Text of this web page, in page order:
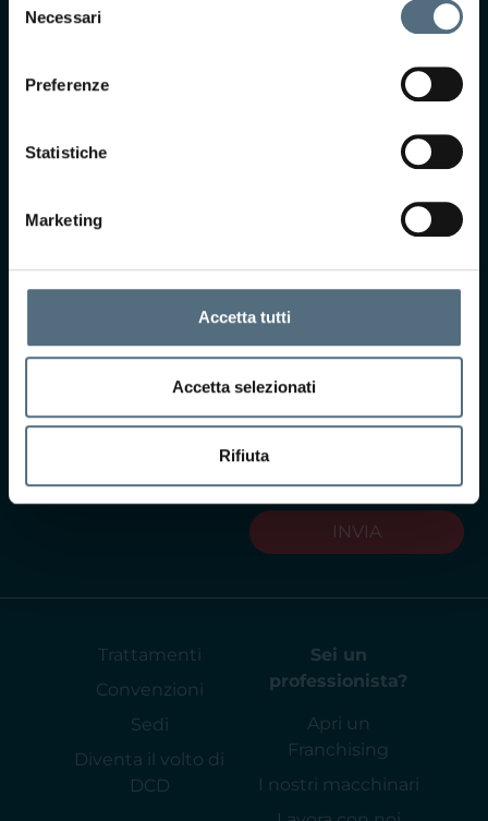
delNecessari
Preferenze
Statistiche
Marketing
Accetta tutti
Accetta selezionati
Rifiuta
Selezionando questa
casella, acconsento i
termini di privacy ai
sensi dell'art. 13 del
GDPRLeggi
trattamento dei dati per
finalità commerciali
(opzionale)
INVIA
Trattamenti
Convenzioni
Sedi
Diventa il volto di
DCD
Sei un
professionista?
Apri un
Franchising
I nostri macchinari